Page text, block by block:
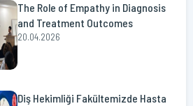
The Role of Empathy in Diagnosis
and Treatment Outcomes
20.04.2026
Diş Hekimliği Fakültemizde Hasta